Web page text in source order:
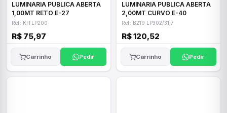
LUMINARIA PUBLICA ABERTA
1,00MT RETO E-27
Ref: KITLP200
R$ 75,97
Carrinho Pedir
LUMINARIA PUBLICA ABERTA
2,00MT CURVO E-40
Ref: B219 LP302/31,7
R$ 120,52
Carrinho Pedir